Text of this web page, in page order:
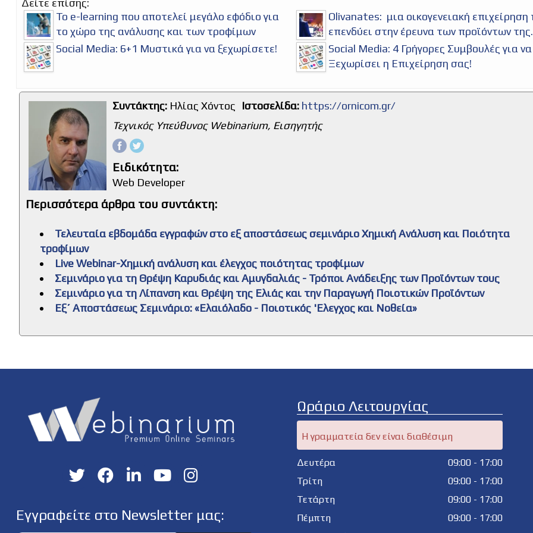
Δείτε επίσης:
Το e-learning που αποτελεί μεγάλο εφόδιο για
το χώρο της ανάλυσης και των τροφίμων
Olivanates: μια οικογενειακή επιχείρηση
επενδύει στην έρευνα των προϊόντων της.
Social Media: 6+1 Μυστικά για να ξεχωρίσετε!
Social Media: 4 Γρήγορες Συμβουλές για να
Ξεχωρίσει η Επιχείρηση σας!
Συντάκτης: Ηλίας Χόντος Ιστοσελίδα: https://ornicom.gr/
Τεχνικός Υπεύθυνος Webinarium, Εισηγητής
Ειδικότητα:
Web Developer
Περισσότερα άρθρα του συντάκτη:
Τελευταία εβδομάδα εγγραφών στο εξ αποστάσεως σεμινάριο Χημική Ανάλυση και Ποιότητα
τροφίμων
Live Webinar-Χημική ανάλυση και έλεγχος ποιότητας τροφίμων
Σεμινάριο για τη Θρέψη Καρυδιάς και Αμυγδαλιάς - Τρόποι Ανάδειξης των Προϊόντων τους
Σεμινάριο για τη Λίπανση και Θρέψη της Ελιάς και την Παραγωγή Ποιοτικών Προϊόντων
Εξ΄ Αποστάσεως Σεμινάριο: «Ελαιόλαδο - Ποιοτικός 'Ελεγχος και Νοθεία»
Εγγραφείτε στο Newsletter μας:
Ωράριο Λειτουργίας
Η γραμματεία δεν είναι διαθέσιμη
Δευτέρα
09:00 - 17:00
Τρίτη
09:00 - 17:00
Τετάρτη
09:00 - 17:00
Πέμπτη
09:00 - 17:00